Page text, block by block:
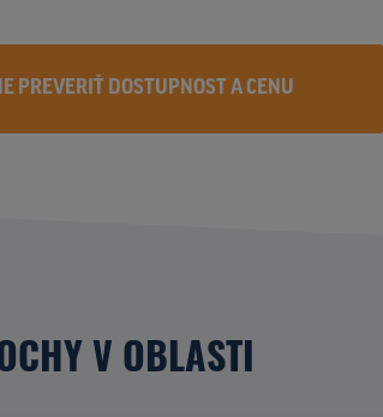
PREVERIŤ DOSTUPNOST A CENU
V OBLASTI